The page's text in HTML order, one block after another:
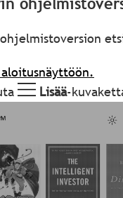
Lisää-